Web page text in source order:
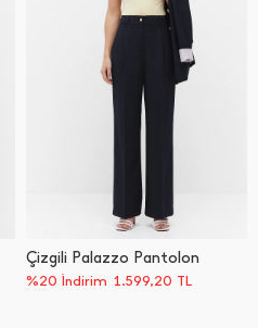
Çizgili Palazzo Pantolon
%20 İndirim 1.599,20 TL